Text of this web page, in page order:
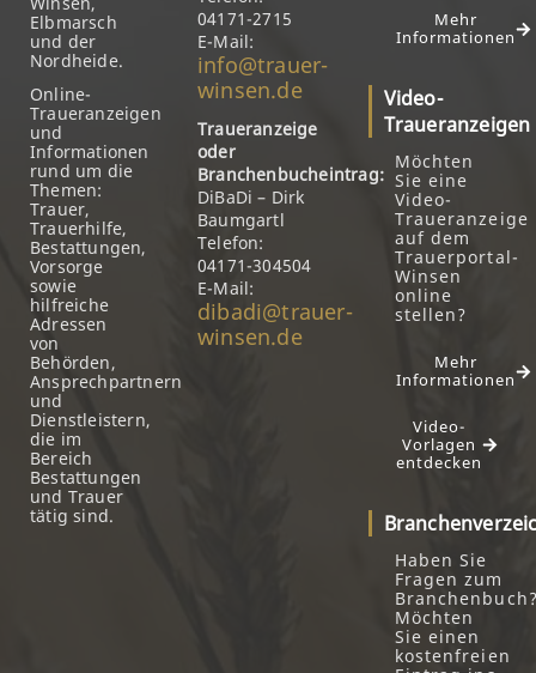
Elbmarsch
und der
Nordheide.
Online-
Traueranzeigen
und
Informationen
rund um die
Themen:
Trauer,
Trauerhilfe,
Bestattungen,
Vorsorge
sowie
hilfreiche
Adressen
von
Behörden,
Ansprechpartnern
und
Dienstleistern,
die im
Bereich
Bestattungen
und Trauer
tätig sind.
04171-2715
E-Mail:
info@trauer-
winsen.de
Traueranzeige
oder
Branchenbucheintrag:
DiBaDi – Dirk
Baumgartl
Telefon:
04171-304504
E-Mail:
dibadi@trauer-
winsen.de
Mehr
Informationen
Video-
Traueranzeigen
Möchten
Sie eine
Video-
Traueranzeige
auf dem
Trauerportal-
Winsen
online
stellen?
Mehr
Informationen
Video-
Vorlagen
entdecken
Haben Sie
Fragen zum
Möchten
Sie einen
kostenfreien